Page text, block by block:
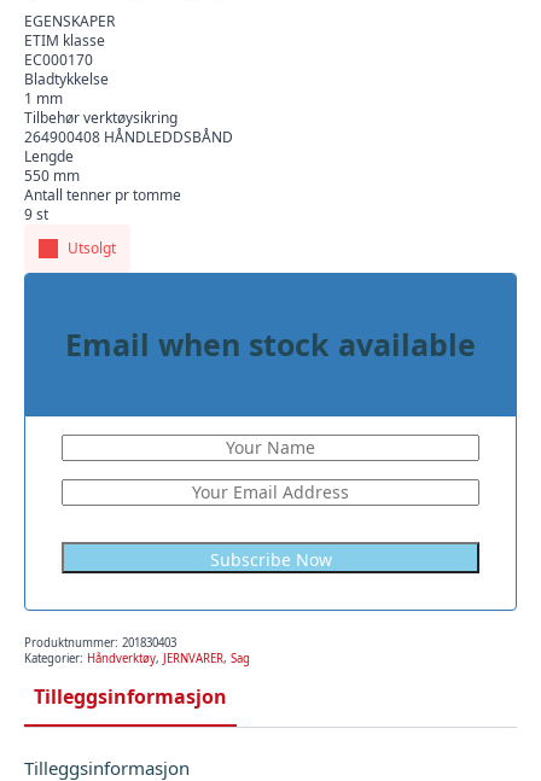
EGENSKAPER
ETIM klasse
EC000170
Bladtykkelse
1 mm
Tilbehør verktøysikring
264900408 HÅNDLEDDSBÅND
Lengde
550 mm
Antall tenner pr tomme
9 st
Utsolgt
Email when stock available
Produktnummer: 201830403
Kategorier: Håndverktøy, JERNVARER, Sag
Tilleggsinformasjon
Tilleggsinformasjon